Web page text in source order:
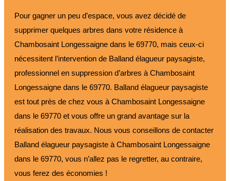
Pour gagner un peu d’espace, vous avez décidé de
supprimer quelques arbres dans votre résidence à
Chambosaint Longessaigne dans le 69770, mais ceux-ci
nécessitent l’intervention de Balland élagueur paysagiste,
professionnel en suppression d’arbres à Chambosaint
Longessaigne dans le 69770. Balland élagueur paysagiste
est tout près de chez vous à Chambosaint Longessaigne
dans le 69770 et vous offre un grand avantage sur la
réalisation des travaux. Nous vous conseillons de contacter
Balland élagueur paysagiste à Chambosaint Longessaigne
dans le 69770, vous n’allez pas le regretter, au contraire,
vous ferez des économies !